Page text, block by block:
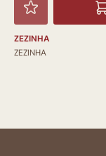
ZEZINHA
ZEZINHA